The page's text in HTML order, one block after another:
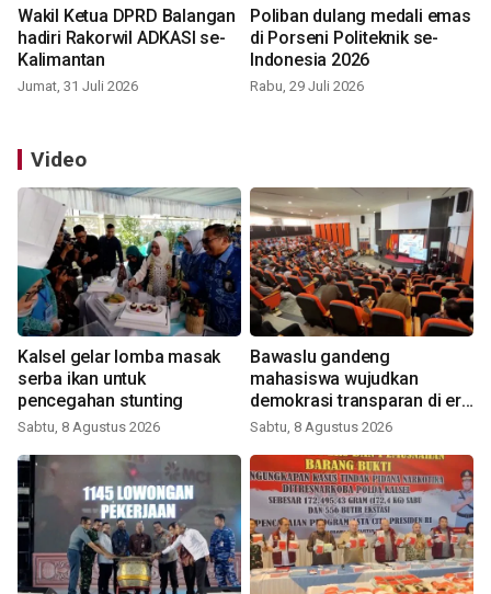
Wakil Ketua DPRD Balangan
hadiri Rakorwil ADKASI se-
Kalimantan
Jumat, 31 Juli 2026
Poliban dulang medali emas
di Porseni Politeknik se-
Indonesia 2026
Rabu, 29 Juli 2026
Video
Kalsel gelar lomba masak
serba ikan untuk
pencegahan stunting
Sabtu, 8 Agustus 2026
Bawaslu gandeng
mahasiswa wujudkan
demokrasi transparan di era
digital
Sabtu, 8 Agustus 2026